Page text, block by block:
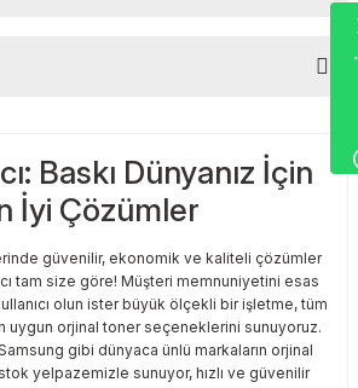
ilk yorumu siz yapın!
Baskı Dünyanız İçin
İyi Çözümler
güvenilir, ekonomik ve kaliteli çözümler
tam size göre! Müşteri memnuniyetini esas
olun ister büyük ölçekli bir işletme, tüm
uygun orjinal toner seçeneklerini sunuyoruz.
gibi dünyaca ünlü markaların orjinal
yelpazemizle sunuyor, hızlı ve güvenilir